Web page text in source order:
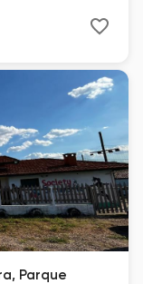
Parque